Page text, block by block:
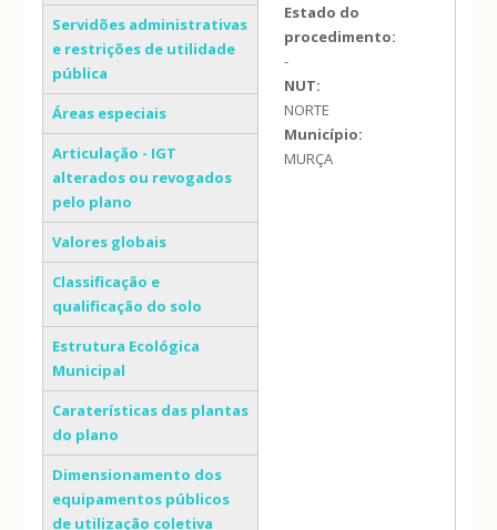
Servidões administrativas
e restrições de utilidade
pública
Áreas especiais
Articulação - IGT
alterados ou revogados
pelo plano
Valores globais
Classificação e
qualificação do solo
Estrutura Ecológica
Municipal
Caraterísticas das plantas
do plano
Dimensionamento dos
equipamentos públicos
de utilização coletiva
Estado do
procedimento:
-
NUT:
NORTE
Município:
MURÇA